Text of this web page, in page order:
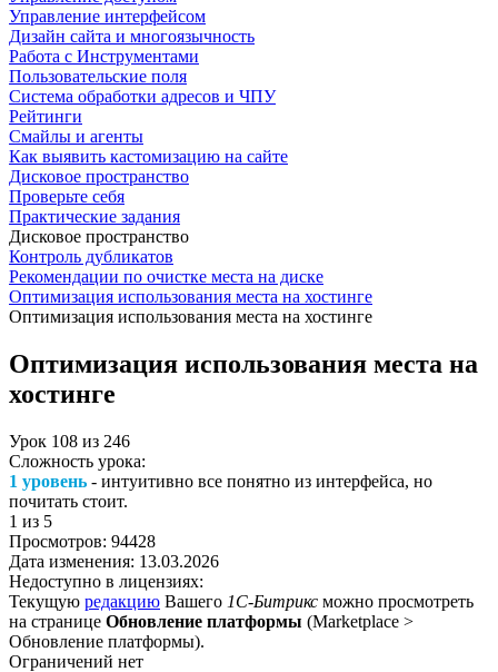
Управление интерфейсом
Дизайн сайта и многоязычность
Работа с Инструментами
Пользовательские поля
Система обработки адресов и ЧПУ
Рейтинги
Смайлы и агенты
Как выявить кастомизацию на сайте
Дисковое пространство
Проверьте себя
Практические задания
Дисковое пространство
Контроль дубликатов
Рекомендации по очистке места на диске
Оптимизация использования места на хостинге
Оптимизация использования места на хостинге
Оптимизация использования места на
хостинге
Урок 108 из 246
Сложность урока:
1 уровень - интуитивно все понятно из интерфейса, но
почитать стоит.
1 из 5
Просмотров: 94428
Дата изменения: 13.03.2026
Недоступно в лицензиях:
Текущую редакцию Вашего 1С-Битрикс можно просмотреть
на странице Обновление платформы (Marketplace >
Обновление платформы).
Ограничений нет